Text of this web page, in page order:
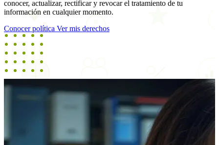
conocer, actualizar, rectificar y revocar el tratamiento de tu
información en cualquier momento.
Conocer política Ver mis derechos